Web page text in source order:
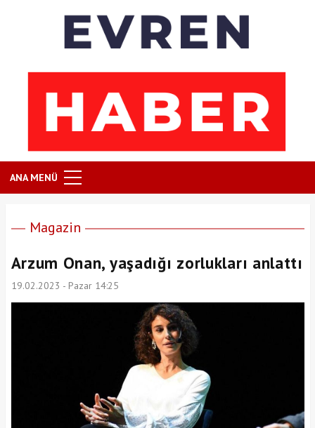
ANA MENÜ
Magazin
Arzum Onan, yaşadığı zorlukları anlattı
19.02.2023 - Pazar 14:25